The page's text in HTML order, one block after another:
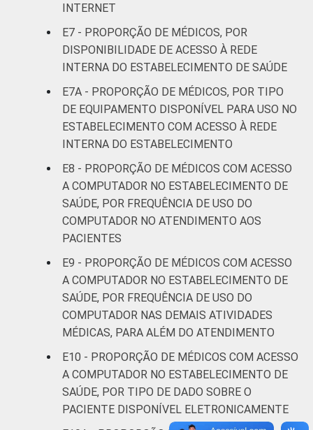
INTERNET
E7 - PROPORÇÃO DE MÉDICOS, POR
DISPONIBILIDADE DE ACESSO À REDE
INTERNA DO ESTABELECIMENTO DE SAÚDE
E7A - PROPORÇÃO DE MÉDICOS, POR TIPO
DE EQUIPAMENTO DISPONÍVEL PARA USO NO
ESTABELECIMENTO COM ACESSO À REDE
INTERNA DO ESTABELECIMENTO
E8 - PROPORÇÃO DE MÉDICOS COM ACESSO
A COMPUTADOR NO ESTABELECIMENTO DE
SAÚDE, POR FREQUÊNCIA DE USO DO
COMPUTADOR NO ATENDIMENTO AOS
PACIENTES
E9 - PROPORÇÃO DE MÉDICOS COM ACESSO
A COMPUTADOR NO ESTABELECIMENTO DE
SAÚDE, POR FREQUÊNCIA DE USO DO
COMPUTADOR NAS DEMAIS ATIVIDADES
MÉDICAS, PARA ALÉM DO ATENDIMENTO
E10 - PROPORÇÃO DE MÉDICOS COM ACESSO
A COMPUTADOR NO ESTABELECIMENTO DE
SAÚDE, POR TIPO DE DADO SOBRE O
PACIENTE DISPONÍVEL ELETRONICAMENTE